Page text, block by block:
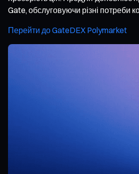
Gate, обслуговуючи різні потреби
Перейти до GateDEX Polymarket